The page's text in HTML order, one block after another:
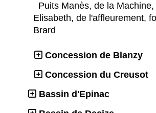
Puits Manès, de la
Elisabeth, de l'affleurement,
Brard
Concession de Blanzy
Concession du Creusot
Bassin d'Epinac